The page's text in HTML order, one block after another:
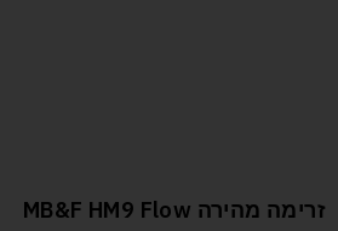
זרימה מהירה MB&F HM9 Flow